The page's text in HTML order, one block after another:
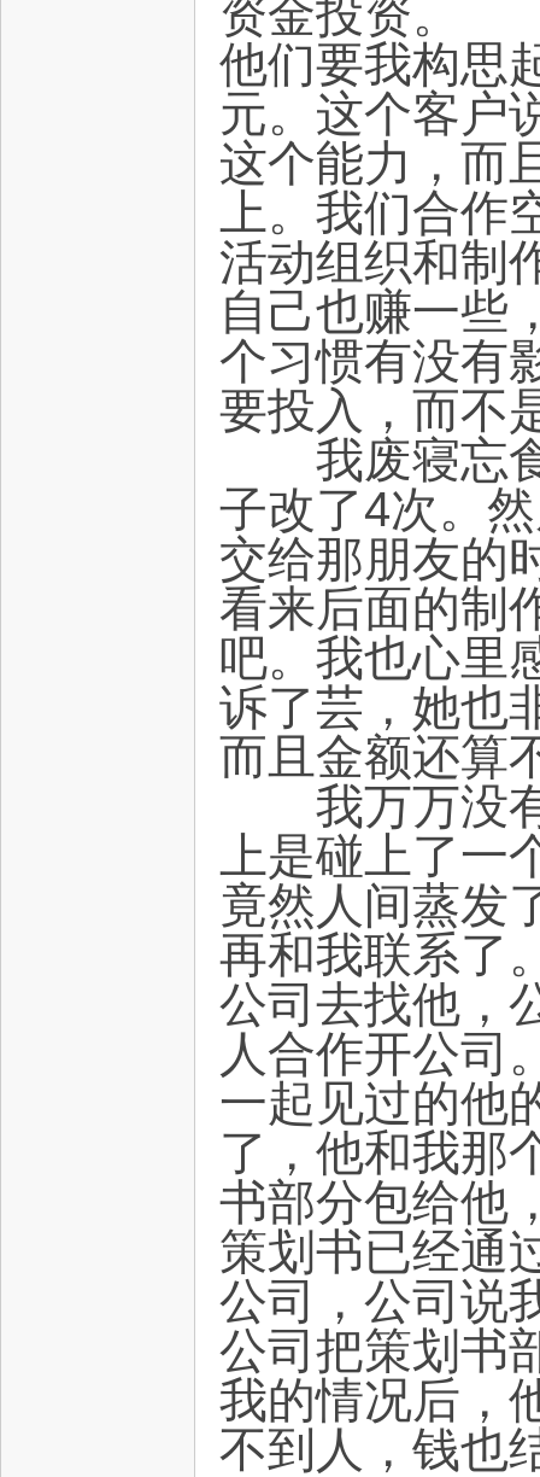
资金投资。
他们要我构思
元。这个客户
这个能力，而
上。我们合
活动组织和制
自己也赚一些
个习惯有没有
要投入，而不
我废寝忘食
子改了4次。
交给那朋友的
看来后面的制
吧。我也心里
诉了芸，她也
而且金额还算
我万万没有
上是碰上了
竟然人间蒸发
再和我联系了
公司去找他，
人合作开公司
一起见过的他
了，他和我那
书部分包给他
策划书已经通
公司，公司说
公司把策划书
我的情况后，
不到人，钱也